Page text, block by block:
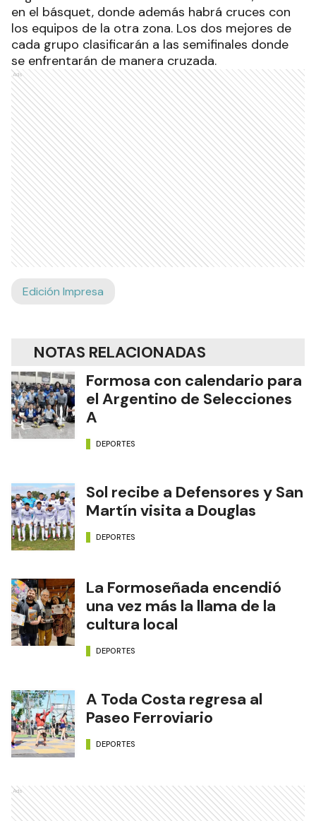
en el básquet, donde además habrá cruces con
los equipos de la otra zona. Los dos mejores de
cada grupo clasificarán a las semifinales donde
se enfrentarán de manera cruzada.
Ads
Edición Impresa
NOTAS RELACIONADAS
Formosa con calendario para
el Argentino de Selecciones
A
DEPORTES
Sol recibe a Defensores y San
Martín visita a Douglas
DEPORTES
La Formoseñada encendió
una vez más la llama de la
cultura local
DEPORTES
A Toda Costa regresa al
Paseo Ferroviario
DEPORTES
Ads